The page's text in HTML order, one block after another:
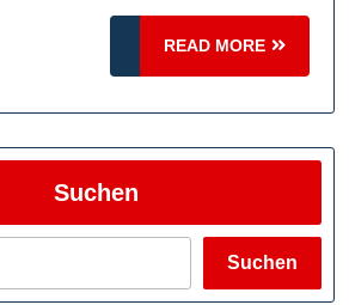
READ MORE
READ
MORE
Suchen
Suchen